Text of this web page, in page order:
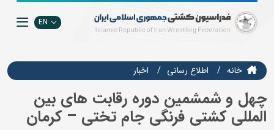
EN
خانه اطلاع رسانی اخبار
چهل و شمشمین دوره رقابت های بین
المللی کشتی فرنگی جام تختی – کرمان